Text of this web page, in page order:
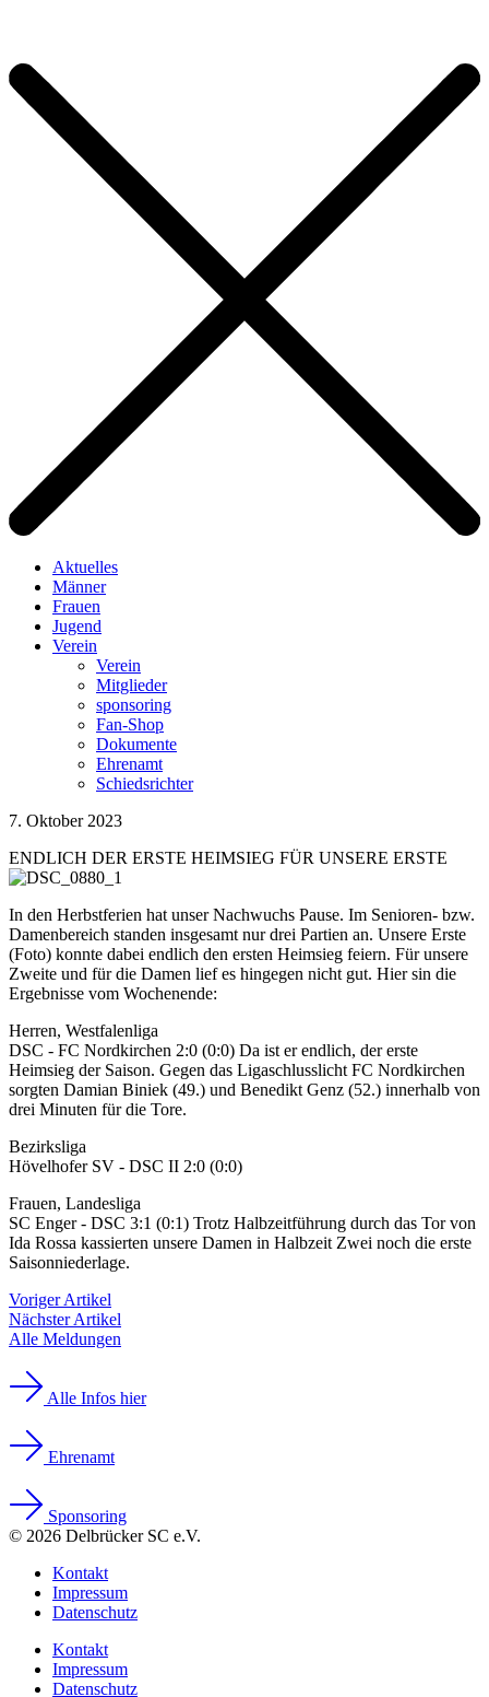
Aktuelles
Männer
Frauen
Jugend
Verein
Verein
Mitglieder
sponsoring
Fan-Shop
Dokumente
Ehrenamt
Schiedsrichter
7. Oktober 2023
ENDLICH DER ERSTE HEIMSIEG FÜR UNSERE ERSTE
In den Herbstferien hat unser Nachwuchs Pause. Im Senioren- bzw.
Damenbereich standen insgesamt nur drei Partien an. Unsere Erste
(Foto) konnte dabei endlich den ersten Heimsieg feiern. Für unsere
Zweite und für die Damen lief es hingegen nicht gut. Hier sin die
Ergebnisse vom Wochenende:
Herren, Westfalenliga
DSC - FC Nordkirchen 2:0 (0:0) Da ist er endlich, der erste
Heimsieg der Saison. Gegen das Ligaschlusslicht FC Nordkirchen
sorgten Damian Biniek (49.) und Benedikt Genz (52.) innerhalb von
drei Minuten für die Tore.
Bezirksliga
Hövelhofer SV - DSC II 2:0 (0:0)
Frauen, Landesliga
SC Enger - DSC 3:1 (0:1) Trotz Halbzeitführung durch das Tor von
Ida Rossa kassierten unsere Damen in Halbzeit Zwei noch die erste
Saisonniederlage.
Voriger Artikel
Nächster Artikel
Alle Meldungen
Alle Infos hier
Ehrenamt
Sponsoring
© 2026 Delbrücker SC e.V.
Kontakt
Impressum
Datenschutz
Kontakt
Impressum
Datenschutz